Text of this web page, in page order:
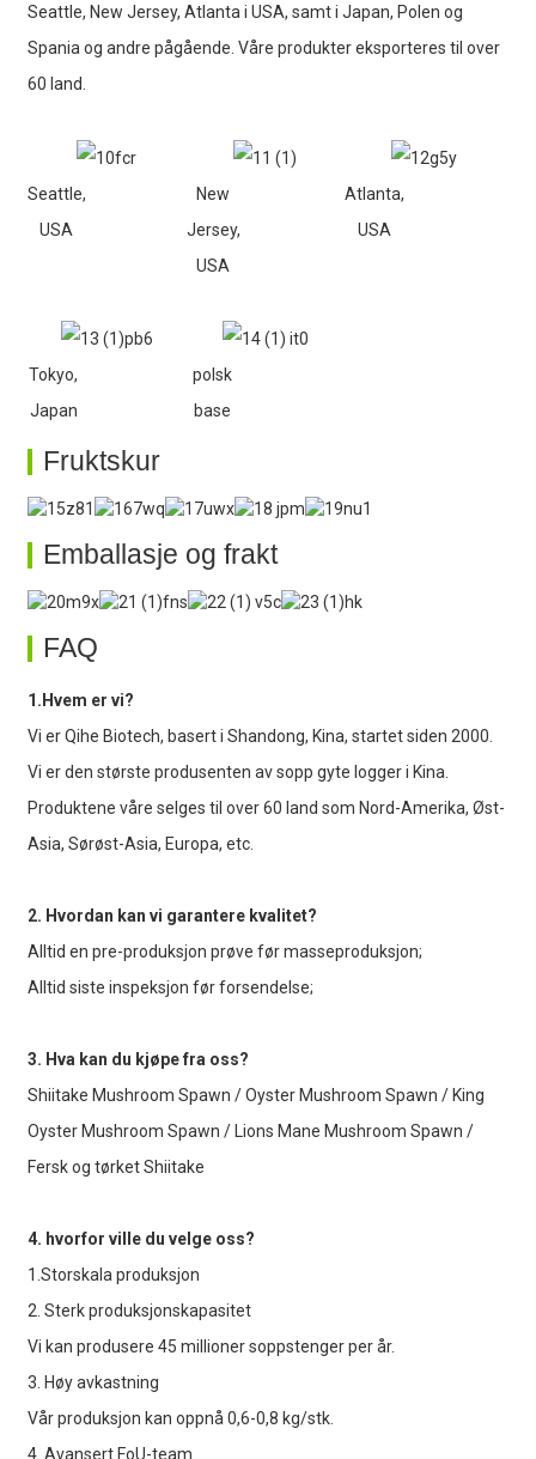
Seattle, New Jersey, Atlanta i USA, samt i Japan, Polen og
Spania og andre pågående. Våre produkter eksporteres til over
60 land.
Seattle,
USA
New
Jersey,
USA
Atlanta,
USA
Tokyo,
Japan
polsk
base
Fruktskur
Emballasje og frakt
FAQ
1.Hvem er vi?
Vi er Qihe Biotech, basert i Shandong, Kina, startet siden 2000.
Vi er den største produsenten av sopp gyte logger i Kina.
Produktene våre selges til over 60 land som Nord-Amerika, Øst-
Asia, Sørøst-Asia, Europa, etc.
2. Hvordan kan vi garantere kvalitet?
Alltid en pre-produksjon prøve før masseproduksjon;
Alltid siste inspeksjon før forsendelse;
3. Hva kan du kjøpe fra oss?
Shiitake Mushroom Spawn / Oyster Mushroom Spawn / King
Oyster Mushroom Spawn / Lions Mane Mushroom Spawn /
Fersk og tørket Shiitake
4. hvorfor ville du velge oss?
1.Storskala produksjon
2. Sterk produksjonskapasitet
Vi kan produsere 45 millioner soppstenger per år.
3. Høy avkastning
Vår produksjon kan oppnå 0,6-0,8 kg/stk.
4. Avansert FoU-team